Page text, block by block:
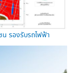
รองรับรถไฟฟ้า